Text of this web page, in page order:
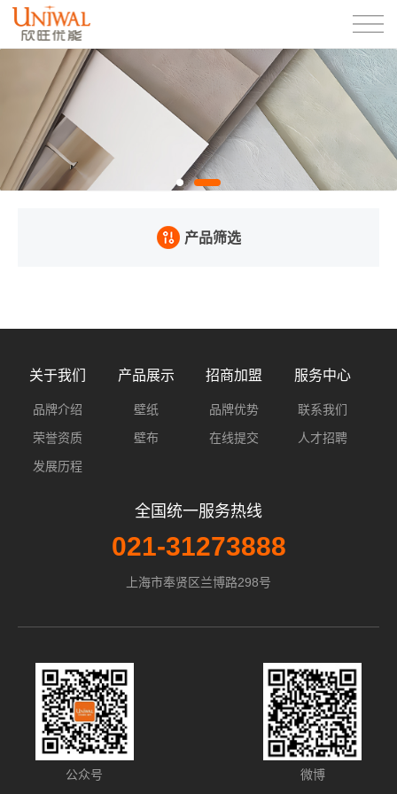
产品筛选
关于我们
品牌介绍
荣誉资质
发展历程
产品展示
壁纸
壁布
招商加盟
品牌优势
在线提交
服务中心
联系我们
人才招聘
全国统一服务热线
021-31273888
上海市奉贤区兰博路298号
公众号 微博